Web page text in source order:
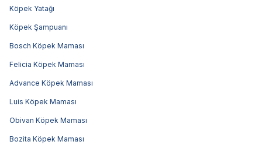
Köpek Yatağı
Köpek Şampuanı
Bosch Köpek Maması
Felicia Köpek Maması
Advance Köpek Maması
Luis Köpek Maması
Obivan Köpek Maması
Bozita Köpek Maması